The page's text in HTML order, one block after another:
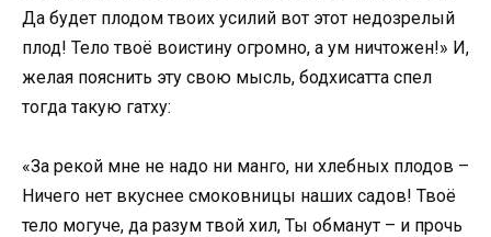
Да будет плодом твоих усилий вот этот недозрелый
плод! Тело твоё воистину огромно, а ум ничтожен!» И,
желая пояснить эту свою мысль, бодхисатта спел
тогда такую гатху:
«За рекой мне не надо ни манго, ни хлебных плодов –
Ничего нет вкуснее смоковницы наших садов! Твоё
тело могуче, да разум твой хил, Ты обманут – и прочь